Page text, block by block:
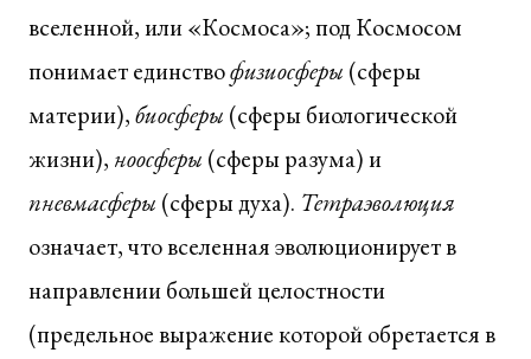
вселенной, или «Космоса»; под Космосом
понимает единствофизиосферы (сферы
материи),биосферы (сферы биологической
жизни), ноосферы (сферы разума) и
пневмасферы (сферы духа). Тетраэволюция
означает, что вселенная эволюционирует в
направлении большей целостности
(предельное выражение которой обретается в